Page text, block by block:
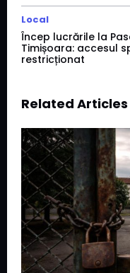
Local
Încep lucrările la
Timișoara: accesul
restricționat
Related Articles